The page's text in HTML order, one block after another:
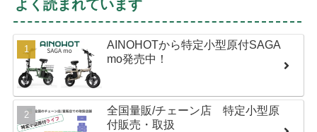
よく読まれています
AINOHOTから特定小型原付SAGA
mo発売中！
全国量販/チェーン店 特定小型原
付販売・取扱